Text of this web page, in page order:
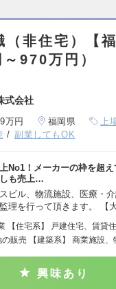
（非住宅）【
970万円）
式会社
万円 福岡県 上
副業してもOK
No1！メーカーの枠を超
も売上…
ビル、物流施設、医療・
理を行って頂きます。 【
【住宅系】 戸建住宅、賃貸
販売 【建築系】 商業施設
興味あり